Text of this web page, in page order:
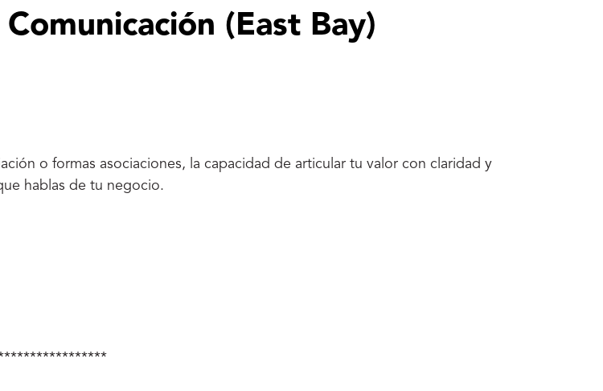
(East Bay)
o formas asociaciones, la capacidad de articular tu valor con claridad y
hablas de tu negocio.